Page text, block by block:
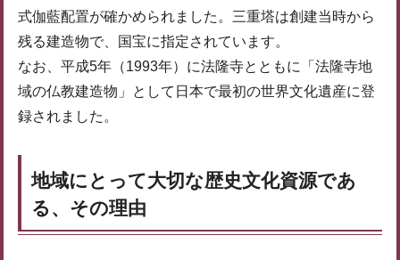
式伽藍配置が確かめられました。三重塔は創建当時から
残る建造物で、国宝に指定されています。
なお、平成5年（1993年）に法隆寺とともに「法隆寺地
域の仏教建造物」として日本で最初の世界文化遺産に登
録されました。
地域にとって大切な歴史文化資源であ
る、その理由